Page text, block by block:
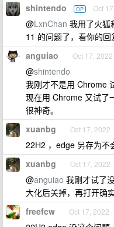
shintendo OP Oct
@LxnChan 我用了火狐
11 的问题了，看你的
anguiao Oct 17, 2022
@shintendo
我刚才不是用 Chrome
现在用 Chrome 又试了
很神奇。
xuanbg Oct 17, 2022
22H2 ，edge 另存为不
xuanbg Oct 17, 2022
@anguiao 我刚才试了
大化后关掉，再打开确
freefcw Oct 17, 2022